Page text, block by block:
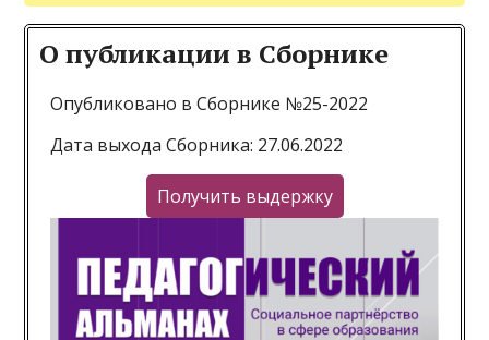
О публикации в Сборнике
Опубликовано в Сборнике №25-2022
Дата выхода Сборника: 27.06.2022